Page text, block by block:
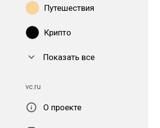
Путешествия
Крипто
Показать все
vc.ru
О проекте